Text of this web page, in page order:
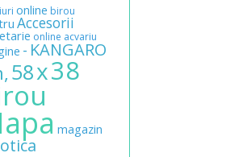
online birou
Accesorii
online acvariu
- KANGARO
58x38
magazin